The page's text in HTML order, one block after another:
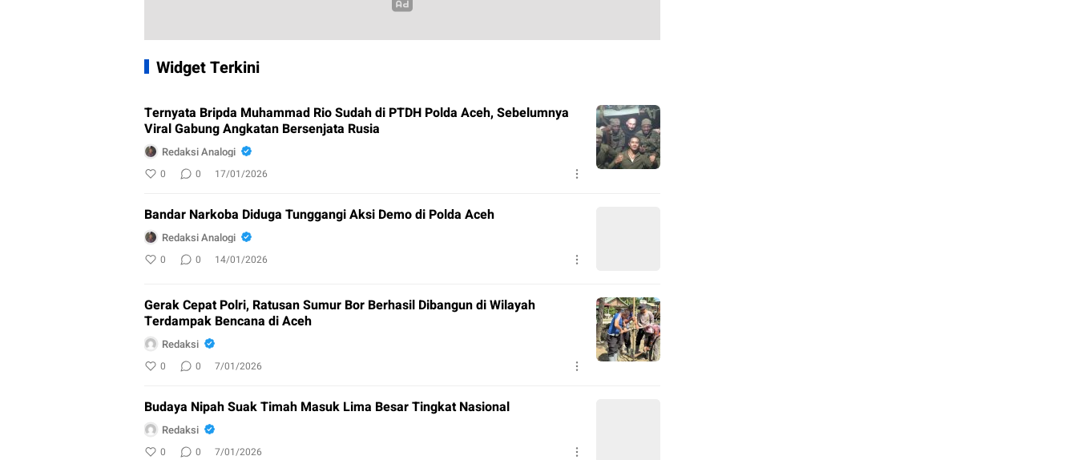
Widget Terkini
Ternyata Bripda Muhammad Rio Sudah di PTDH Polda Aceh, Sebelumnya
Viral Gabung Angkatan Bersenjata Rusia
Redaksi Analogi
0 0 17/01/2026
Bandar Narkoba Diduga Tunggangi Aksi Demo di Polda Aceh
Redaksi Analogi
0 0 14/01/2026
Gerak Cepat Polri, Ratusan Sumur Bor Berhasil Dibangun di Wilayah
Terdampak Bencana di Aceh
Redaksi
0 0 7/01/2026
Budaya Nipah Suak Timah Masuk Lima Besar Tingkat Nasional
Redaksi
0 0 7/01/2026